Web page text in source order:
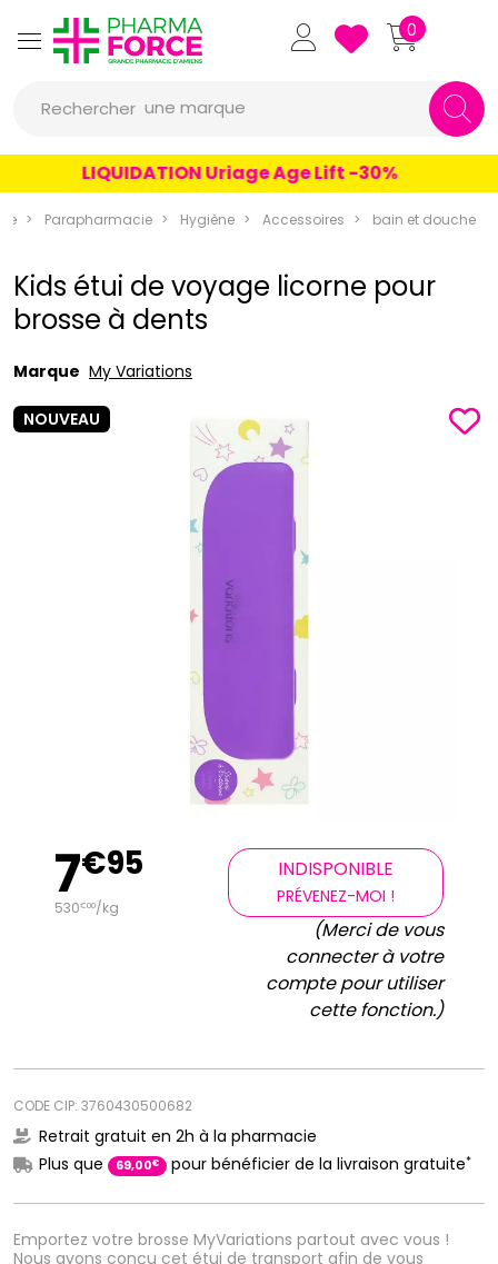
Pharmaforce Grande Pharmacie
0
Rechercher
un produit
une marque
LIQUIDATION Uriage Age Lift -30%
Parapharmacie Hygiène Accessoires bain et douche
Kids étui de voyage licorne pour
brosse à dents
Marque My Variations
NOUVEAU
Emportez votre brosse MyVariations partout avec vous !
Nous avons conçu cet étui de transport afin de vous
7€95
530€00/kg
INDISPONIBLE
PRÉVENEZ-MOI !
(Merci de vous
connecter à votre
compte pour utiliser
cette fonction.)
CODE CIP: 3760430500682
Retrait gratuit en 2h à la pharmacie
Plus que
69,00€ pour bénéficier de la livraison gratuite*